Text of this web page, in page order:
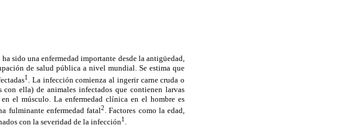
sido una enfermedad importante desde la antigüedad,
de salud pública a nivel mundial. Se estima que
1
. La infección comienza al ingerir carne cruda o
ella) de animales infectados que contienen larvas
el músculo. La enfermedad clínica en el hombre es
fulminante enfermedad fatal2
. Factores como la edad,
con la severidad de la infección1 .